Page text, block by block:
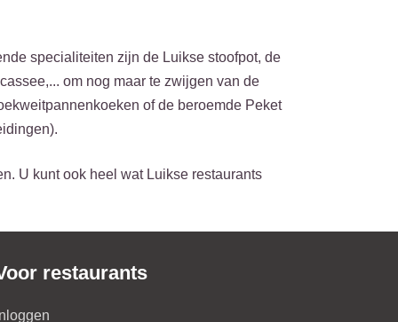
specialiteiten zijn de Luikse stoofpot, de
om nog maar te zwijgen van de
of de beroemde Peket
U kunt ook heel wat Luikse restaurants
restaurants
Inloggen